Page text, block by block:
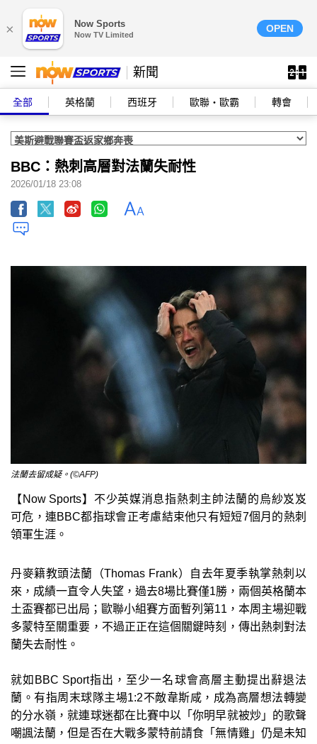
× Now Sports
Now TV Limited
OPEN
新聞
全部 英格蘭 西班牙 歐聯‧歐霸 轉會
BBC：熱刺高層對法蘭失耐性
2026/01/18 23:08
法蘭去留成疑。(©AFP)
【Now Sports】不少英媒消息指熱刺主帥法蘭的烏紗岌岌
可危，連BBC都指球會正考慮結束他只有短短7個月的熱刺
領軍生涯。
丹麥籍教頭法蘭（Thomas Frank）自去年夏季執掌熱刺以
來，成績一直令人失望，過去8場比賽僅1勝，兩個英格蘭本
土盃賽都已出局；歐聯小組賽方面暫列第11，本周主場迎戰
多蒙特至關重要，不過正正在這個關鍵時刻，傳出熱刺對法
蘭失去耐性。
就如BBC Sport指出，至少一名球會高層主動提出辭退法
蘭。有指周末球隊主場1:2不敵韋斯咸，成為高層想法轉變
的分水嶺，就連球迷都在比賽中以「你明早就被炒」的歌聲
嘲諷法蘭，但是否在大戰多蒙特前請食「無情雞」仍是未知